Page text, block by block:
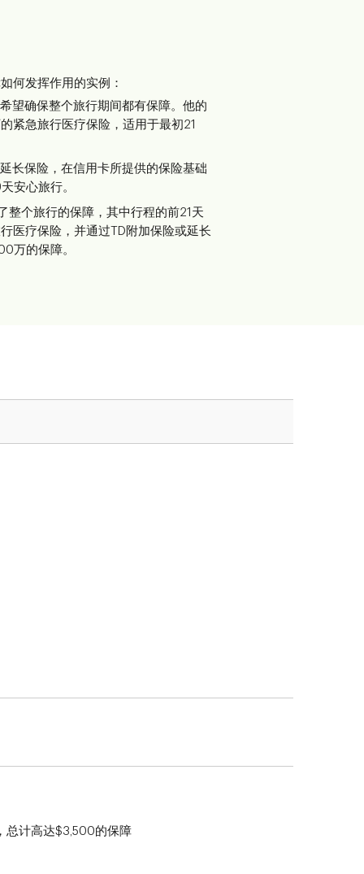
何发挥作用的实例：
望确保整个旅行期间都有保障。他的
紧急旅行医疗保险，适用于最初21
长保险，在信用卡所提供的保险基础
安心旅行。
整个旅行的保障，其中行程的前21天
医疗保险，并通过TD附加保险或延长
万的保障。
总计高达$3,500的保障